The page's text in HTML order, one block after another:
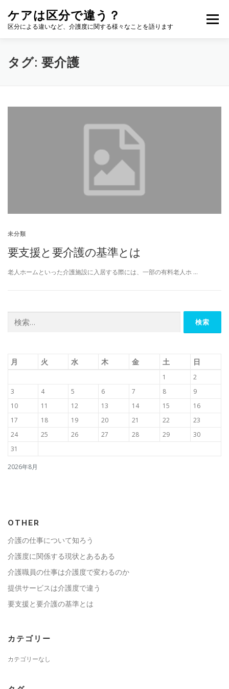
ケアは区分で違う？
区分による違いなど、介護度に関する様々なことを語ります
メニュー
タグ: 要介護
未分類
要支援と要介護の基準とは
老人ホームといった介護施設に入居する際には、一部の有料老人ホ …
索:
2026年8月
月 火 水 木 金 土 日
1
2
3
4 5 6 7 8
9
10
11 12 13 14 15
16
17
18 19 20 21 22
23
24
25 26 27 28 29
30
31
OTHER
介護の仕事について知ろう
介護度に関係する現状とあるある
介護職員の仕事は介護度で変わるのか
提供サービスは介護度で違う
要支援と要介護の基準とは
カテゴリー
カテゴリーなし